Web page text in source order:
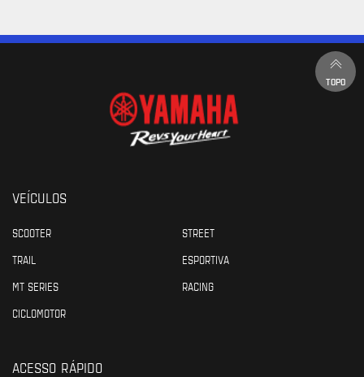
TOPO
VEÍCULOS
SCOOTER
STREET
TRAIL
ESPORTIVA
MT SERIES
RACING
CICLOMOTOR
ACESSO RÁPIDO